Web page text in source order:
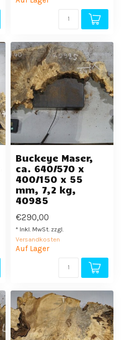
Buckeye Maser,
ca. 640/570 x
400/150 x 55
mm, 7,2 kg,
40985
€290,00
* Inkl. MwSt. zzgl.
Versandkosten
Auf Lager